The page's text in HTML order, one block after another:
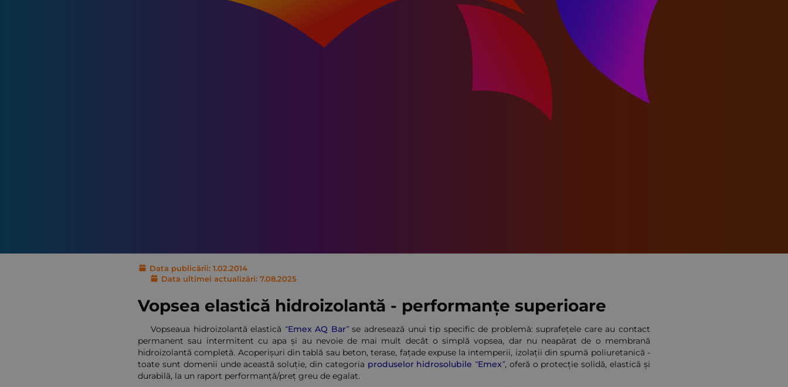
Data publicării: 1.02.2014
Data ultimei actualizări: 7.08.2025
Vopsea elastică hidroizolantă - performanțe superioare
Vopseaua hidroizolantă elastică “Emex AQ Bar”se adresează unui tip specific de problemă: suprafețele care au contact
permanent sau intermitent cu apa și au nevoie de mai mult decât o simplă vopsea, dar nu neapărat de o membrană
hidroizolantă completă. Acoperișuri din tablă sau beton, terase, fațade expuse la intemperii, izolații din spumă poliuretanică -
toate sunt domenii unde această soluție, din categoria produselor hidrosolubile “Emex”, oferă o protecție solidă, elastică și
durabilă, la un raport performanță/preț greu de egalat.